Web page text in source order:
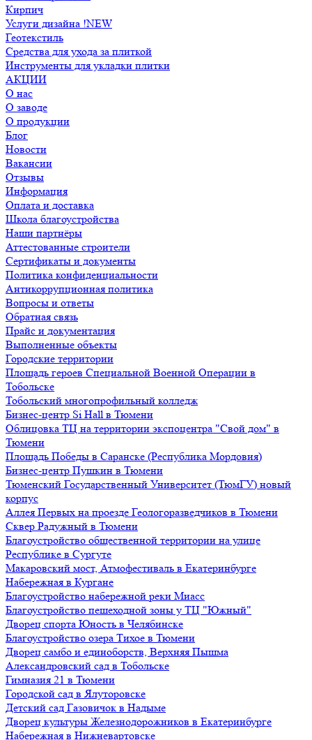
Кирпич
Услуги дизайна !NEW
Геотекстиль
Средства для ухода за плиткой
Инструменты для укладки плитки
АКЦИИ
О нас
О заводе
О продукции
Блог
Новости
Вакансии
Отзывы
Информация
Оплата и доставка
Школа благоустройства
Наши партнёры
Аттестованные строители
Сертификаты и документы
Политика конфиденциальности
Антикоррупционная политика
Вопросы и ответы
Обратная связь
Прайс и документация
Выполненные объекты
Городские территории
Площадь героев Специальной Военной Операции в
Тобольске
Тобольский многопрофильный колледж
Бизнес-центр Si Hall в Тюмени
Облицовка ТЦ на территории экспоцентра "Свой дом" в
Тюмени
Площадь Победы в Саранске (Республика Мордовия)
Бизнес-центр Пушкин в Тюмени
Тюменский Государственный Университет (ТюмГУ) новый
корпус
Аллея Первых на проезде Геологоразведчиков в Тюмени
Сквер Радужный в Тюмени
Благоустройство общественной территории на улице
Республике в Сургуте
Макаровский мост, Атмофестиваль в Екатеринбурге
Набережная в Кургане
Благоустройство набережной реки Миасс
Благоустройство пешеходной зоны у ТЦ "Южный"
Дворец спорта Юность в Челябинске
Благоустройство озера Тихое в Тюмени
Дворец самбо и единоборств, Верхняя Пышма
Александровский сад в Тобольске
Гимназия 21 в Тюмени
Городской сад в Ялуторовске
Детский сад Газовичок в Надыме
Дворец культуры Железнодорожников в Екатеринбурге
Набережная в Нижневартовске